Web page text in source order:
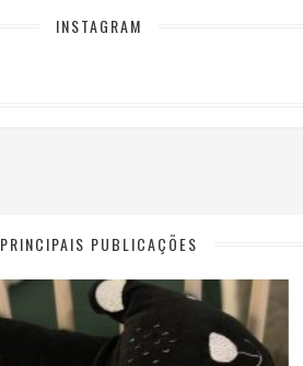
INSTAGRAM
PRINCIPAIS PUBLICAÇÕES